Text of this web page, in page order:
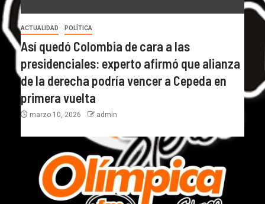
ACTUALIDAD POLÍTICA
Así quedó Colombia de cara a las
presidenciales: experto afirmó que alianza
de la derecha podría vencer a Cepeda en
primera vuelta
marzo 10, 2026 admin